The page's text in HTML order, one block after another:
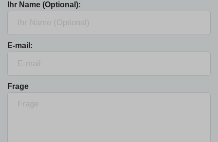
Ihr Name (Optional):
E-mail:
Frage